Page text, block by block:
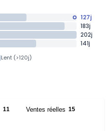
127j
183j
202j
141j
Lent (>120j)
11 Ventes réelles 15